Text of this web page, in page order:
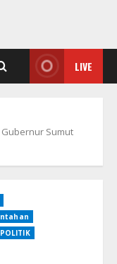
LIVE
Sumut
POLITIK